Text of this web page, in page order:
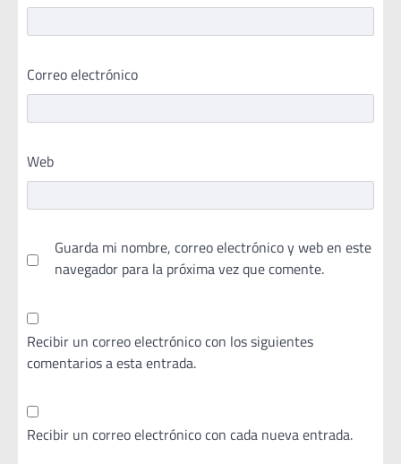
Correo electrónico
Web
Guarda mi nombre, correo electrónico y web en este
navegador para la próxima vez que comente.
Recibir un correo electrónico con los siguientes
comentarios a esta entrada.
Recibir un correo electrónico con cada nueva entrada.